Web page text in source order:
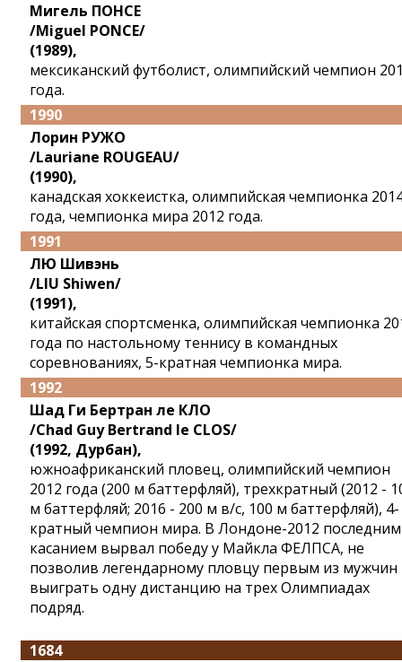
Мигель ПОНСЕ
/Miguel PONCE/
(1989),
мексиканский футболист, олимпийский чемпион
года.
1990
Лорин РУЖО
/Lauriane ROUGEAU/
(1990),
канадская хоккеистка, олимпийская чемпионка
года, чемпионка мира 2012 года.
1991
ЛЮ Шивэнь
/LIU Shiwen/
(1991),
китайская спортсменка, олимпийская чемпионка
года по настольному теннису в командных
соревнованиях, 5-кратная чемпионка мира.
1992
Шад Ги Бертран ле КЛО
/Chad Guy Bertrand le CLOS/
(1992, Дурбан),
южноафриканский пловец, олимпийский чемпион
2012 года (200 м баттерфляй), трехкратный (2012 -
м баттерфляй; 2016 - 200 м в/с, 100 м баттерфляй), 4-
кратный чемпион мира. В Лондоне-2012 последним
касанием вырвал победу у Майкла ФЕЛПСА, не
позволив легендарному пловцу первым из мужчин
выиграть одну дистанцию на трех Олимпиадах
подряд.
1684